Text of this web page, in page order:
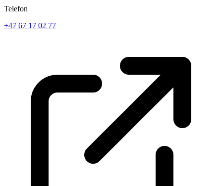
Telefon
+47 67 17 02 77